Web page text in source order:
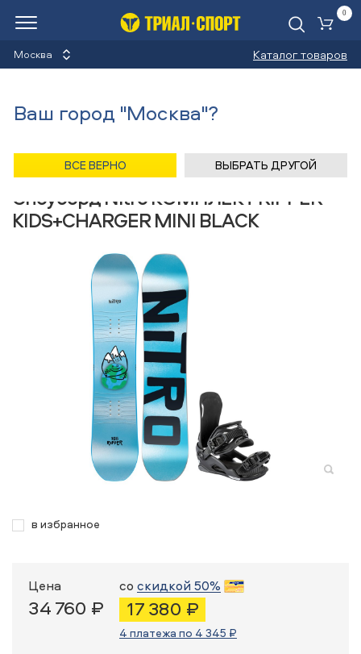
Москва Каталог товаров
0
Сноуборд Nitro КОМПЛЕКТ RIPPER
KIDS+CHARGER MINI BLACK
в избранное
Цена
34 760 ₽
со скидкой 50%
17 380 ₽
4 платежа по 4 345 ₽
Ваш город "Москва"?
ВСЕ ВЕРНО ВЫБРАТЬ ДРУГОЙ